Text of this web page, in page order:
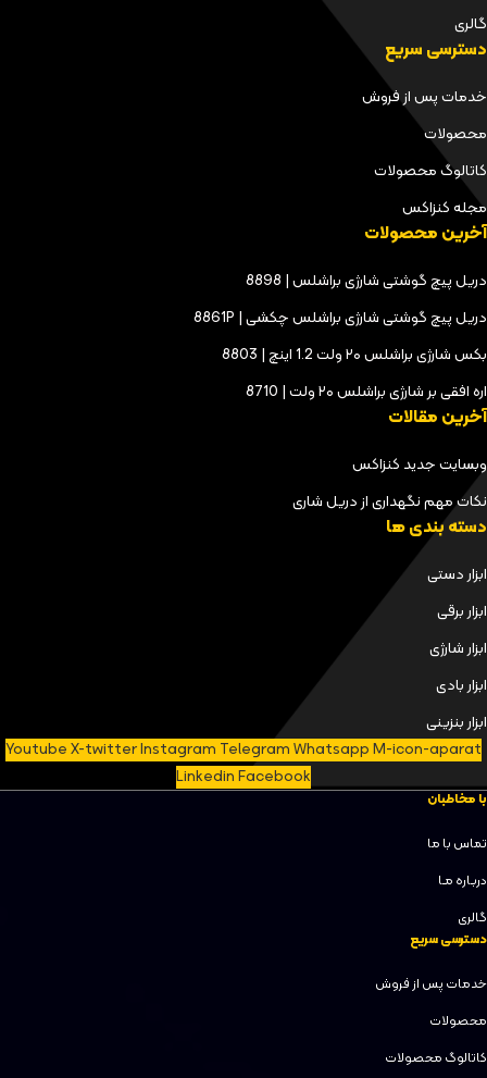
گالری
دسترسی سریع
خدمات پس از فروش
محصولات
کاتالوگ محصولات
مجله کنزاکس
آخرین محصولات
دریل پیچ گوشتی شارژی براشلس | 8898
دریل پیچ گوشتی شارژی براشلس چکشی | 8861P
بکس شارژی براشلس ۲۰ ولت 1.2 اینچ | 8803
اره افقی بر شارژی براشلس ۲۰ ولت | 8710
آخرین مقالات
وبسایت جدید کنزاکس
نکات مهم نگهداری از دریل شاری
دسته بندی ها
ابزار دستی
ابزار برقی
ابزار شارژی
ابزار بادی
ابزار بنزینی
YoutubeX-twitterInstagram TelegramWhatsappM-icon-aparat
LinkedinFacebook
با مخاطبان
تماس با ما
دربـاره مـا
گالری
دسترسی سریع
خدمات پس از فروش
محصولات
کاتالوگ محصولات